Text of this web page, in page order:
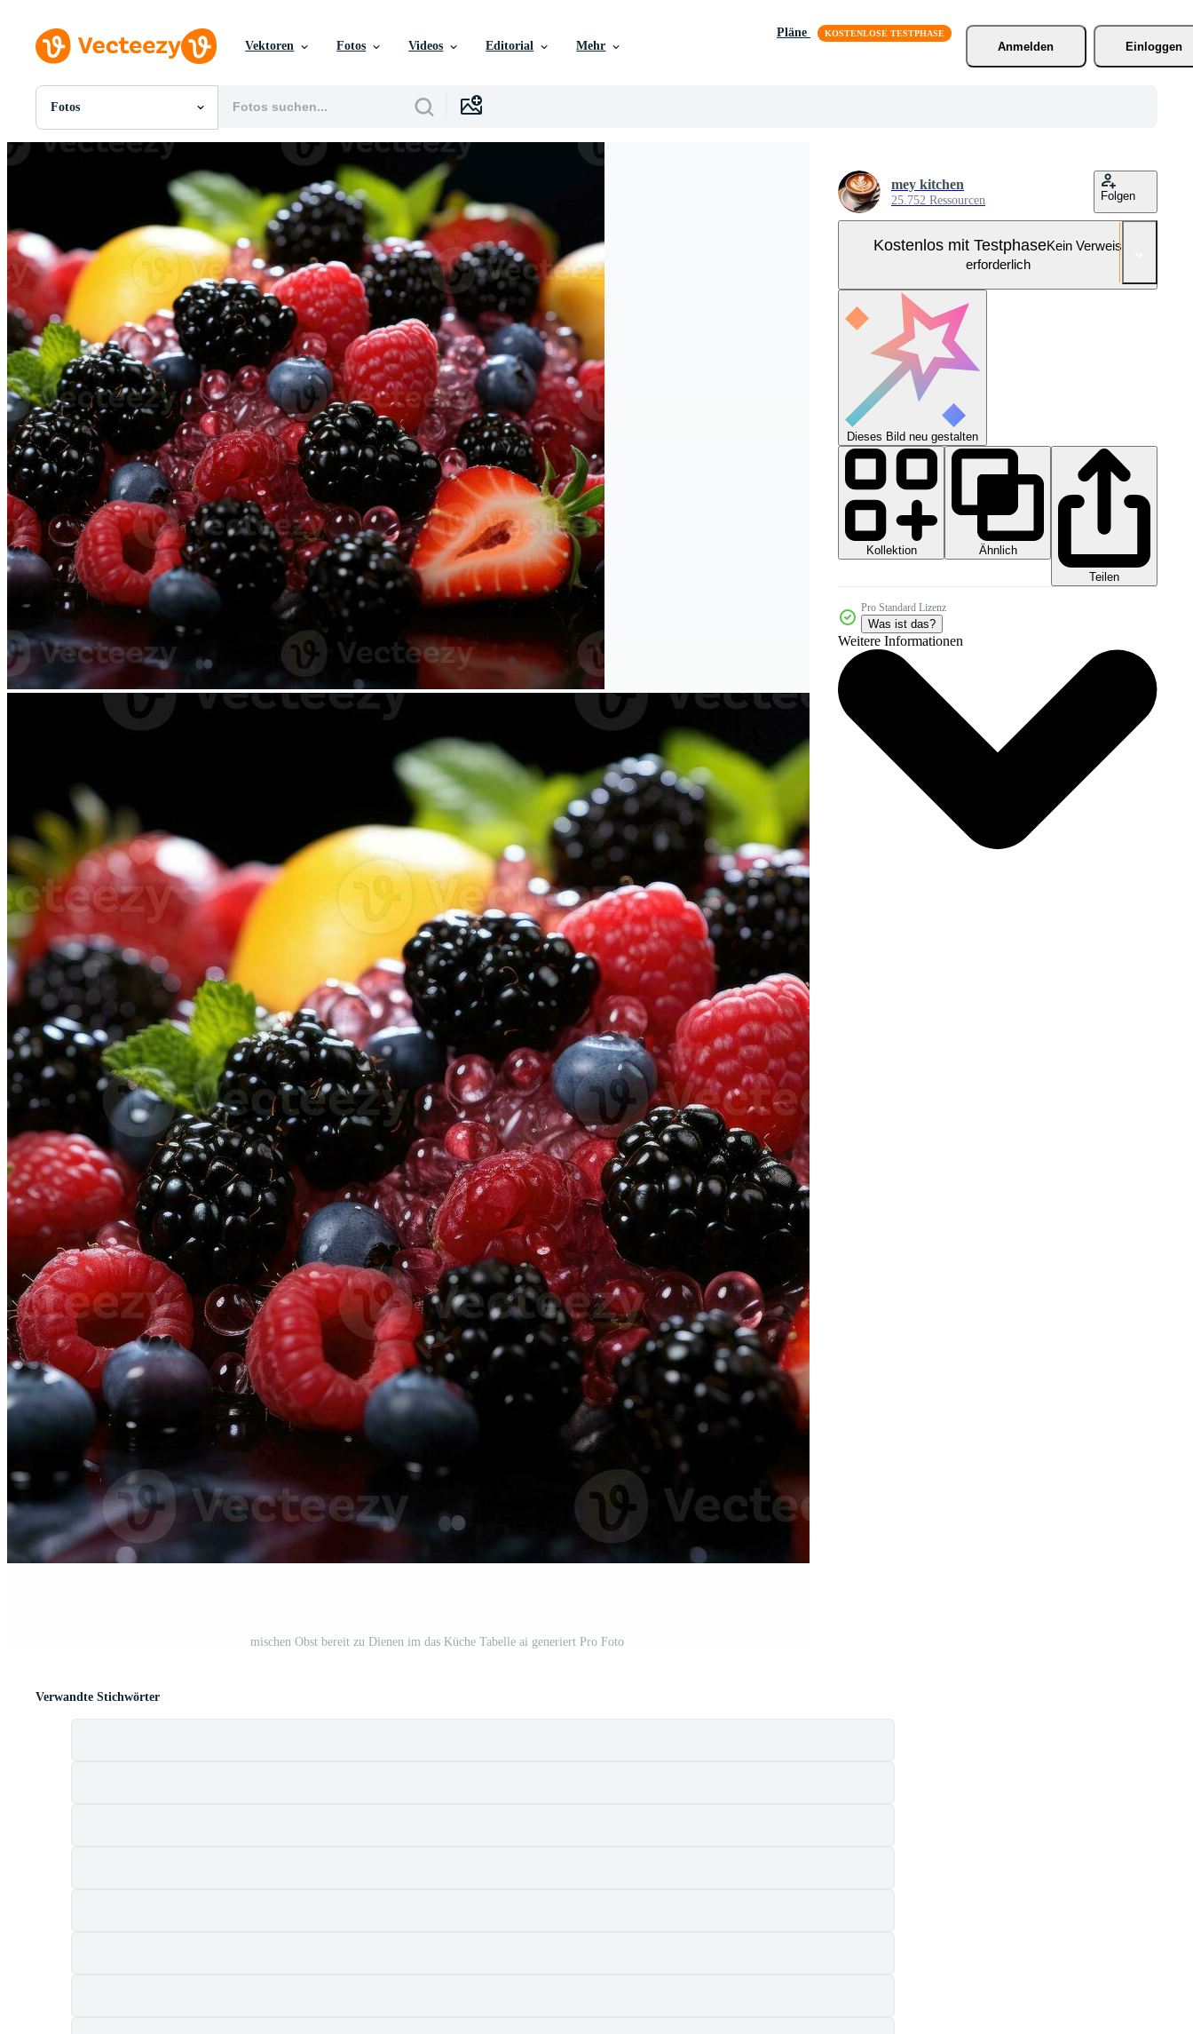
Vektoren Fotos Videos Editorial Mehr
Pläne
Anmelden
Einloggen
Fotos
Alle Bilder
Fotos
Vektoren
Videos
Motion Graphics
Redaktionelle Bilder
Redaktionelle Ereignisse
mischen Obst bereit zu Dienen im das Küche Tabelle ai generiert Pro Foto
mey kitchen
25.752 Ressourcen Folgen
Kostenlos mit TestphaseKein Verweis
erforderlich
Dieses Bild neu gestalten
Kollektion
Ähnlich
Teilen
Pro Standard Lizenz
Was ist das?
Weitere Informationen
Verwandte Stichwörter